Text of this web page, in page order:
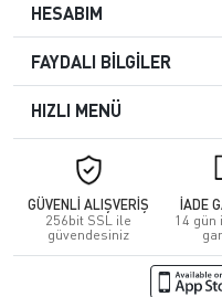
HESABIM
FAYDALI BİLGİLER
HIZLI MENÜ
GÜVENLİ ALIŞVERİŞ
256bit SSL ile
güvendesiniz
İADE
14 gün